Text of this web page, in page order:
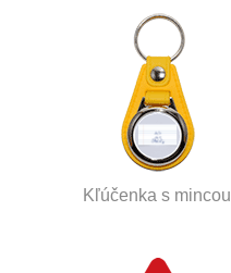
Kľúčenka s mincou